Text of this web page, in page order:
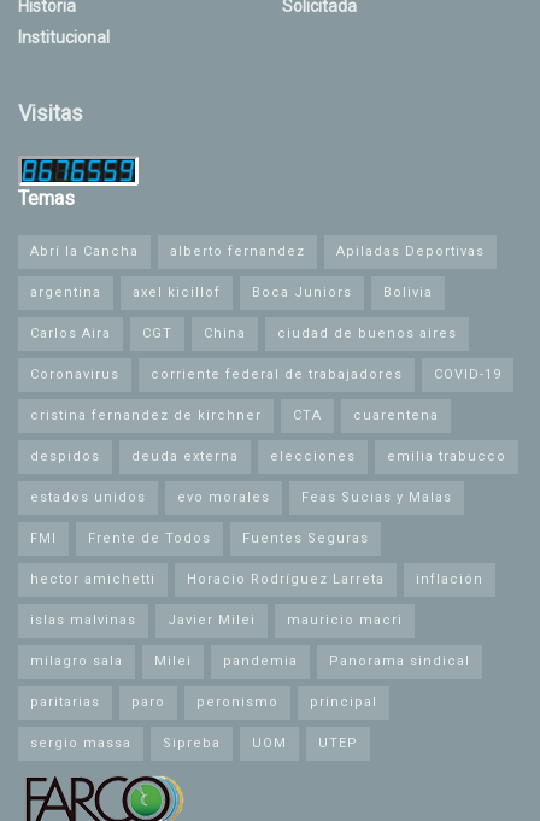
Historia
Institucional
Solicitada
Visitas
Temas
Abrí la Cancha alberto fernandez Apiladas Deportivas
argentina axel kicillof Boca Juniors Bolivia
Carlos Aira CGT China ciudad de buenos aires
Coronavirus corriente federal de trabajadores COVID-19
cristina fernandez de kirchner CTA cuarentena
despidos deuda externa elecciones emilia trabucco
estados unidos evo morales Feas Sucias y Malas
FMI Frente de Todos Fuentes Seguras
hector amichetti Horacio Rodríguez Larreta inflación
islas malvinas Javier Milei mauricio macri
milagro sala Milei pandemia Panorama sindical
paritarias paro peronismo principal
sergio massa Sipreba UOM UTEP